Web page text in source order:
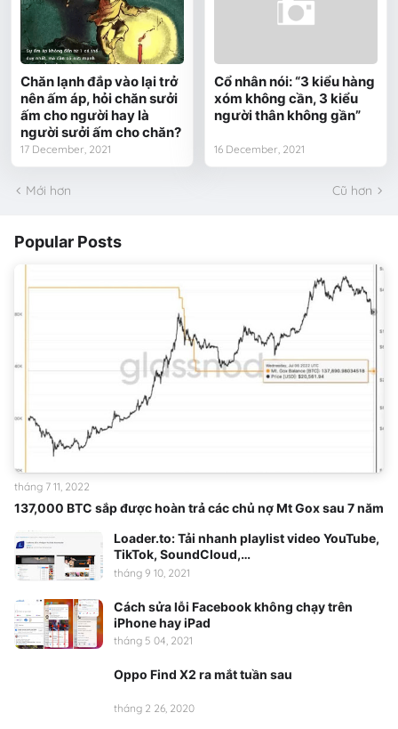
Chăn lạnh đắp vào lại trở
nên ấm áp, hỏi chăn sưởi
ấm cho người hay là
người sưởi ấm cho chăn?
17 December, 2021
Cổ nhân nói: “3 kiểu hàng
xóm không cần, 3 kiểu
người thân không gần”
16 December, 2021
Mới hơn Cũ hơn
Popular Posts
137,000 BTC sắp được hoàn trả các chủ nợ Mt Gox sau 7 năm
tháng 7 11, 2022
Loader.to: Tải nhanh playlist video YouTube,
TikTok, SoundCloud,…
tháng 9 10, 2021
Cách sửa lỗi Facebook không chạy trên
iPhone hay iPad
tháng 5 04, 2021
Oppo Find X2 ra mắt tuần sau
tháng 2 26, 2020